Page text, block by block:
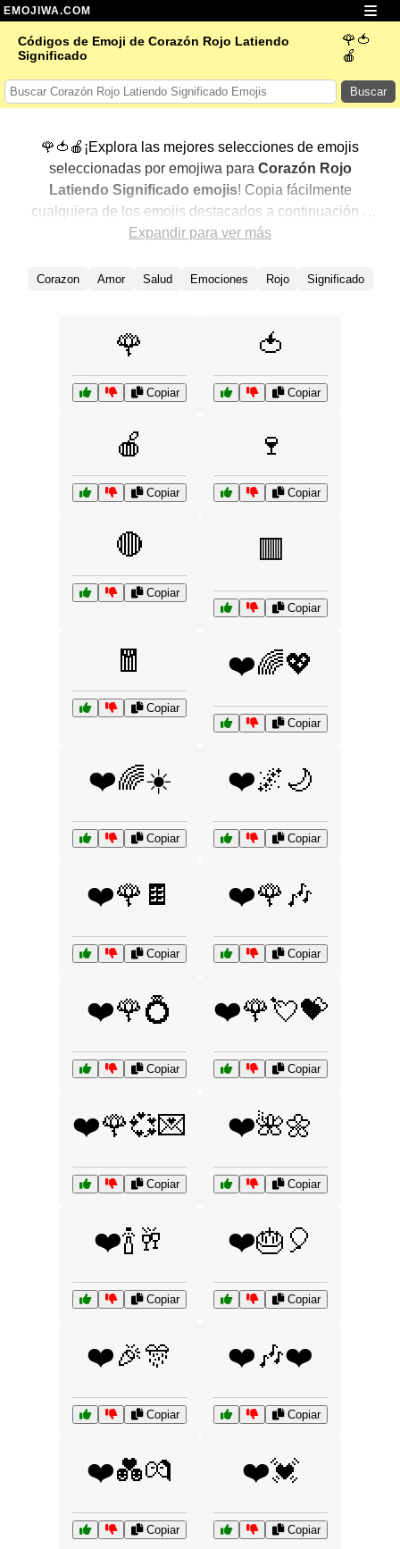
EMOJIWA.COM
Códigos de Emoji de Corazón Rojo Latiendo
Significado
🌹🍅
🍎
Buscar
🌹🍅🍎¡Explora las mejores selecciones de emojis
seleccionadas por emojiwa para Corazón Rojo
Latiendo Significado emojis! Copia fácilmente
cualquiera de los emojis destacados a continuación y
agrégalos a tus conversaciones para un toque
emojis relacionados, mostrando primero los más
Latiendo Significado con emojis
Expandir para ver más
Corazon Amor Salud Emociones Rojo Significado
🌹
Copiar
🍅
Copiar
🍎
Copiar
🍷
Copiar
🔴
Copiar
🟥
Copiar
🧧
Copiar
❤️🌈💖
Copiar
❤️🌈☀️
Copiar
❤️🌌🌙
Copiar
❤️🌹🍫
Copiar
❤️🌹🎶
Copiar
❤️🌹💍
Copiar
❤️🌹💘💝
Copiar
❤️🌹💞💌
Copiar
❤️🌺🌼
Copiar
❤️🍾🥂
Copiar
❤️🎂🎈
Copiar
❤️🎉🎊
Copiar
❤️🎶❤️
Copiar
❤️💑💏
Copiar
❤️💓
Copiar